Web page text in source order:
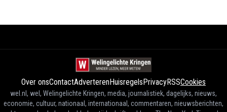
Over onsContactAdverterenHuisregelsPrivacyRSSCookies
wel.nl, wel, Welingelichte Kringen, media, journalistiek, dagelijks, nieuws,
economie, cultuur, nationaal, internationaal, commentaren, nieuwsberichten,